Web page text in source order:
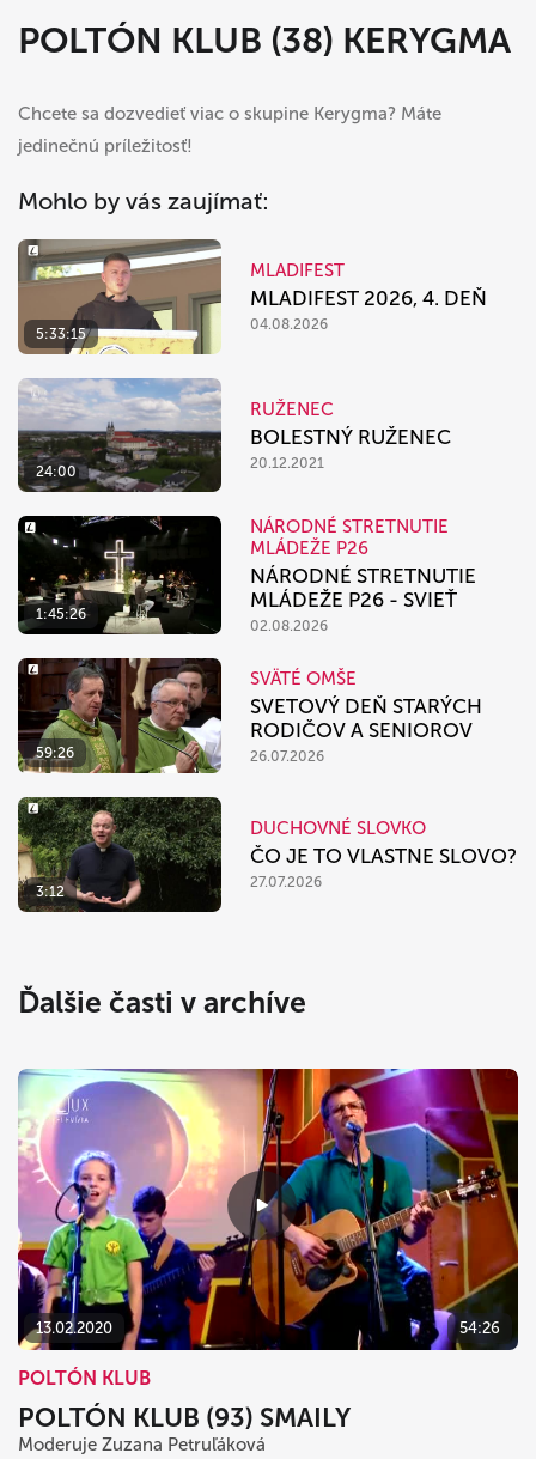
POLTÓN KLUB (38) KERYGMA
Chcete sa dozvedieť viac o skupine Kerygma? Máte
jedinečnú príležitosť!
Mohlo by vás zaujímať:
5:33:15
MLADIFEST
MLADIFEST 2026, 4. DEŇ
04.08.2026
24:00
RUŽENEC
BOLESTNÝ RUŽENEC
20.12.2021
1:45:26
NÁRODNÉ STRETNUTIE
MLÁDEŽE P26
NÁRODNÉ STRETNUTIE
MLÁDEŽE P26 - SVIEŤ
02.08.2026
59:26
SVÄTÉ OMŠE
SVETOVÝ DEŇ STARÝCH
RODIČOV A SENIOROV
26.07.2026
3:12
DUCHOVNÉ SLOVKO
ČO JE TO VLASTNE SLOVO?
27.07.2026
Ďalšie časti v archíve
13.02.2020 54:26
POLTÓN KLUB
POLTÓN KLUB (93) SMAILY
Moderuje Zuzana Petruľáková